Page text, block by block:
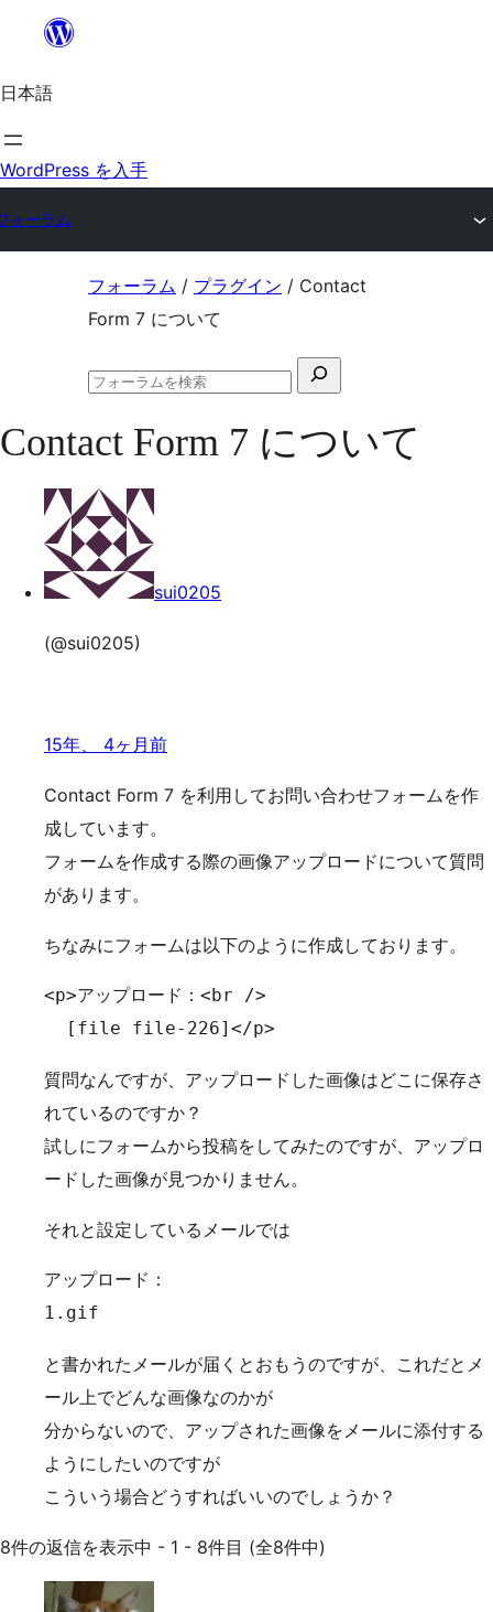
を
ス
キ
プ
日本語
WordPress を入手
ォーラム
へ
フォーラム / プラグイン / Contact
Form 7 について
検
対
フ
ー
ラ
Contact Form 7 について
sui0205
(@sui0205)
15年、 4ヶ月前
Contact Form 7 を利用してお問い合わせフォームを作
成しています。
フォームを作成する際の画像アップロードについて質問
があります。
ちなみにフォームは以下のように作成しております。
<p>アップロード：<br />
  [file file-226]</p>
質問なんですが、アップロードした画像はどこに保存さ
れているのですか？
試しにフォームから投稿をしてみたのですが、アップロ
ードした画像が見つかりません。
それと設定しているメールでは
アップロード：
1.gif
と書かれたメールが届くとおもうのですが、これだとメ
ール上でどんな画像なのかが
分からないので、アップされた画像をメールに添付する
ようにしたいのですが
こういう場合どうすればいいのでしょうか？
8件の返信を表示中 - 1 - 8件目 (全8件中)